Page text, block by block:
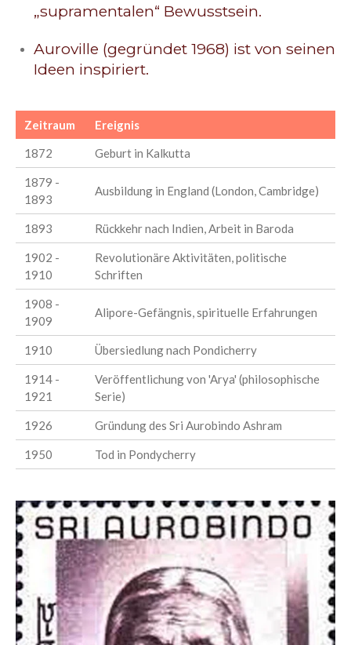
„supramentalen“ Bewusstsein.
Auroville (gegründet 1968) ist von seinen
Ideen inspiriert.
Zeitraum
Ereignis
1872
Geburt in Kalkutta
1879 -
1893
Ausbildung in England (London, Cambridge)
1893 Rückkehr nach Indien, Arbeit in Baroda
1902 -
1910
Revolutionäre Aktivitäten, politische
Schriften
1908 -
1909
Alipore-Gefängnis, spirituelle Erfahrungen
1910 Übersiedlung nach Pondicherry
1914 -
1921
Veröffentlichung von 'Arya' (philosophische
Serie)
1926 Gründung des Sri Aurobindo Ashram
1950 Tod in Pondycherry